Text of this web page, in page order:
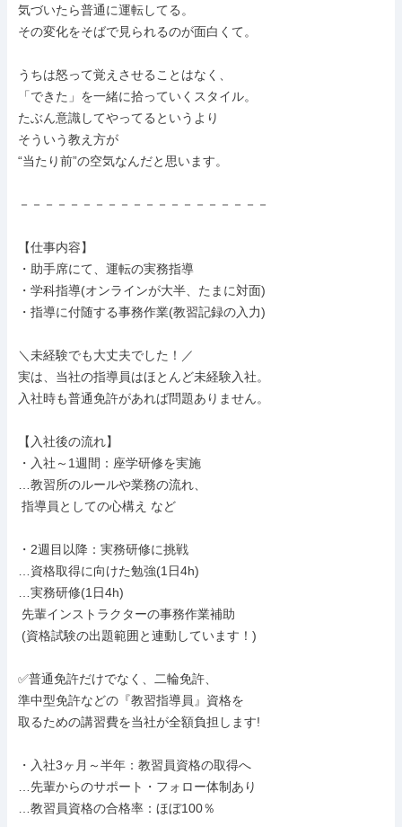
気づいたら普通に運転してる。
その変化をそばで見られるのが面白くて。
うちは怒って覚えさせることはなく、
「できた」を一緒に拾っていくスタイル。
たぶん意識してやってるというより
そういう教え方が
“当たり前”の空気なんだと思います。
－－－－－－－－－－－－－－－－－－－－
【仕事内容】
・助手席にて、運転の実務指導
・学科指導(オンラインが大半、たまに対面)
・指導に付随する事務作業(教習記録の入力)
＼未経験でも大丈夫でした！／
実は、当社の指導員はほとんど未経験入社。
入社時も普通免許があれば問題ありません。
【入社後の流れ】
・入社～1週間：座学研修を実施
…教習所のルールや業務の流れ、
・2週目以降：実務研修に挑戦
…資格取得に向けた勉強(1日4h)
…実務研修(1日4h)
✅普通免許だけでなく、二輪免許、
準中型免許などの『教習指導員』資格を
取るための講習費を当社が全額負担します!
・入社3ヶ月～半年：教習員資格の取得へ
…先輩からのサポート・フォロー体制あり
…教習員資格の合格率：ほぼ100％